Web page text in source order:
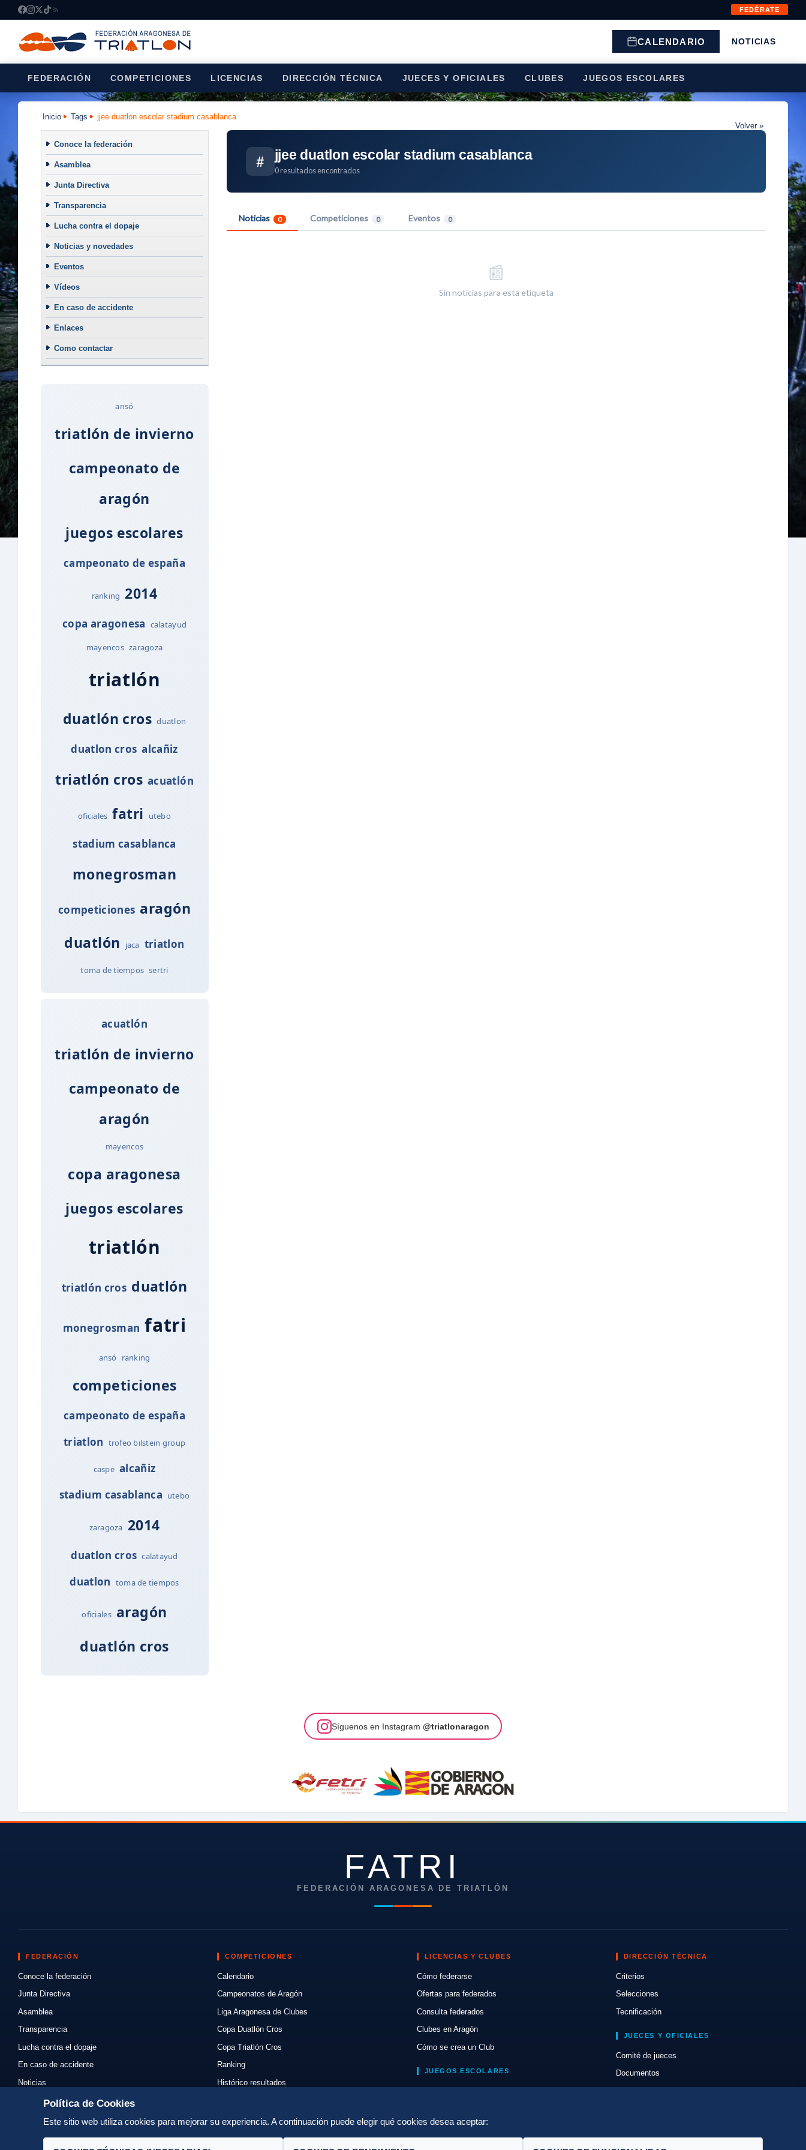
FEDÉRATE
CALENDARIO NOTICIAS
FEDERACIÓN COMPETICIONES LICENCIAS DIRECCIÓN TÉCNICA JUECES Y OFICIALES CLUBES JUEGOS ESCOLARES
Inicio Tags
jjee duatlon escolar stadium casablanca
Volver »
Conoce la federación
Asamblea
Junta Directiva
Transparencia
Lucha contra el dopaje
Noticias y novedades
Eventos
Vídeos
En caso de accidente
Enlaces
Como contactar
ansó
triatlón de invierno
campeonato de
aragón
juegos escolares
campeonato de españa
ranking 2014
copa aragonesa calatayud
mayencos zaragoza
triatlón
duatlón cros duatlon
duatlon cros alcañiz
triatlón cros acuatlón
oficiales fatri utebo
stadium casablanca
monegrosman
competiciones aragón
duatlón
jaca triatlon
toma de tiempos sertri
acuatlón
triatlón de invierno
campeonato de
aragón
mayencos
copa aragonesa
juegos escolares
triatlón
triatlón cros duatlón
monegrosman fatri
ansó ranking
competiciones
campeonato de españa
triatlon trofeo bilstein group
caspe alcañiz
stadium casablanca utebo
zaragoza 2014
duatlon cros calatayud
duatlon toma de tiempos
oficiales aragón
duatlón cros
# jjee duatlon escolar stadium casablanca
0 resultados encontrados
Noticias 0 Competiciones 0 Eventos 0
📰
Sin noticias para esta etiqueta
Síguenos en Instagram @triatlonaragon
FATRI
FEDERACIÓN ARAGONESA DE TRIATLÓN
FEDERACIÓN
Conoce la federación
Junta Directiva
Asamblea
Transparencia
Lucha contra el dopaje
En caso de accidente
Noticias
Eventos
Enlaces
Contacto
COMPETICIONES
Calendario
Campeonatos de Aragón
Liga Aragonesa de Clubes
Copa Duatlón Cros
Copa Triatlón Cros
Ranking
Histórico resultados
Normativas
Organizadores
LICENCIAS Y CLUBES
Cómo federarse
Ofertas para federados
Consulta federados
Clubes en Aragón
Cómo se crea un Club
JUEGOS ESCOLARES
DIRECCIÓN TÉCNICA
Criterios
Selecciones
Tecnificación
JUECES Y OFICIALES
Comité de jueces
Documentos
Política de Cookies
Este sitio web utiliza cookies para mejorar su experiencia. A continuación puede elegir qué cookies desea aceptar: